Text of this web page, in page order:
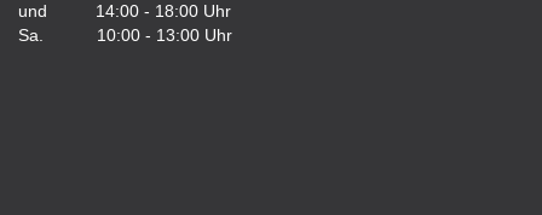
und 14:00 - 18:00 Uhr
Sa. 10:00 - 13:00 Uhr